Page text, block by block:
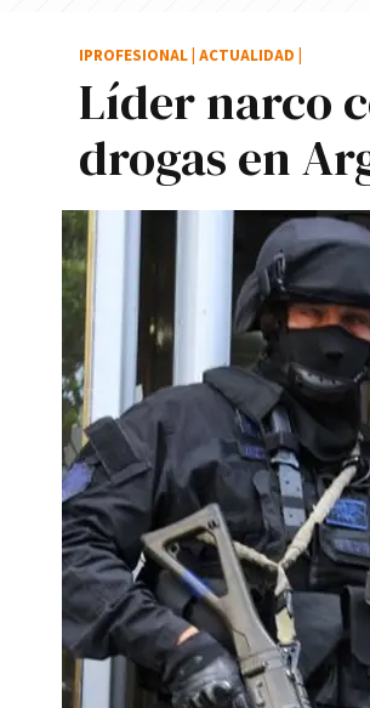
Lí­der narco
drogas en
IPROFESIONAL ACTUALIDAD